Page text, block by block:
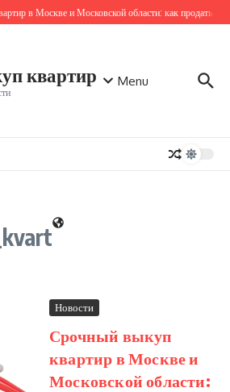
в Москве и Московской области: как продать
квартир Menu
Новости
Срочный выкуп
квартир в Москве и
Московской области: